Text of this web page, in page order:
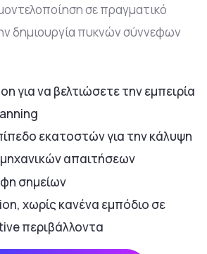
σε πραγματικό
δημιουργία πυκνών σύννεφων
για να βελτιώσετε την εμπειρία
εκατοστών για την κάλυψη
απαιτήσεων
σημείων
χωρίς κανένα εμπόδιο σε
περιβάλλοντα